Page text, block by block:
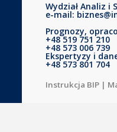
Wydział Analiz i
e-mail:
Prognozy,
+48 519 751 210
+48 573 006 739
Ekspertyzy i
+48 573 801 704
Instrukcja BIP |